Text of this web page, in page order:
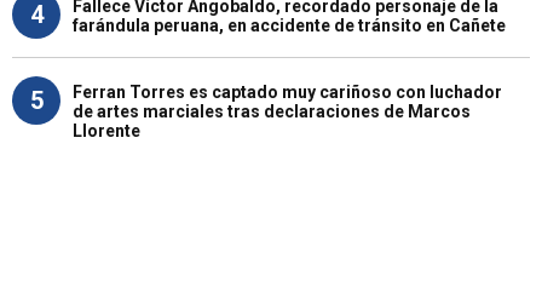
4
Fallece Víctor Angobaldo, recordado personaje de la
farándula peruana, en accidente de tránsito en Cañete
5
Ferran Torres es captado muy cariñoso con luchador
de artes marciales tras declaraciones de Marcos
Llorente